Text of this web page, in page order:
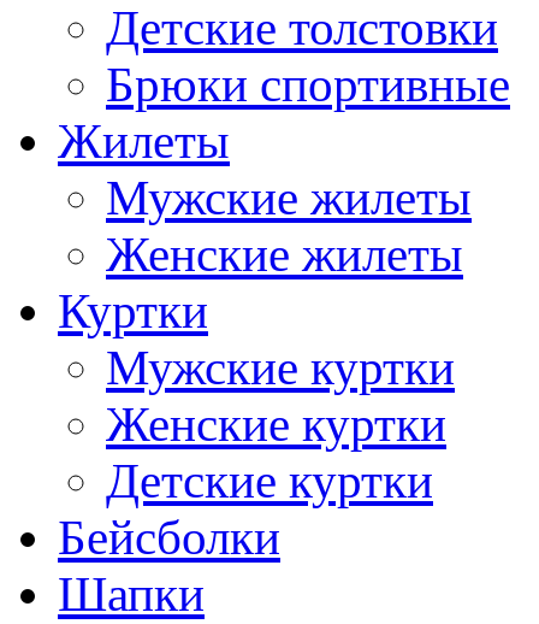
Детские толстовки
Брюки спортивные
Жилеты
Мужские жилеты
Женские жилеты
Куртки
Мужские куртки
Женские куртки
Детские куртки
Бейсболки
Шапки